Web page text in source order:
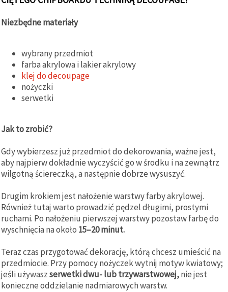
Niezbędne materiały
wybrany przedmiot
farba akrylowa i lakier akrylowy
klej do decoupage
nożyczki
serwetki
Jak to zrobić?
Gdy wybierzesz już przedmiot do dekorowania, ważne jest,
aby najpierw dokładnie wyczyścić go w środku i na zewnątrz
wilgotną ściereczką, a następnie dobrze wysuszyć.
Drugim krokiem jest nałożenie warstwy farby akrylowej.
Również tutaj warto prowadzić pędzel długimi, prostymi
ruchami. Po nałożeniu pierwszej warstwy pozostaw farbę do
wyschnięcia na około 15–20 minut.
Teraz czas przygotować dekorację, którą chcesz umieścić na
przedmiocie. Przy pomocy nożyczek wytnij motyw kwiatowy;
jeśli używaszserwetki dwu- lub trzywarstwowej,nie jest
konieczne oddzielanie nadmiarowych warstw.